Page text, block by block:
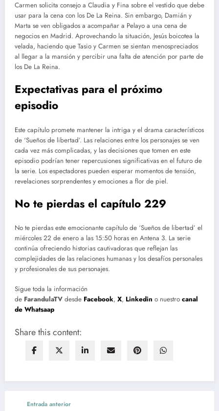
Carmen solicita consejo a Claudia y Fina sobre el vestido que debe
usar para la cena con los De La Reina. Sin embargo, Damián y
Marta se ven obligados a acompañar a Pelayo a una cena de
negocios en Madrid. Aprovechando la situación, Jesús boicotea la
velada, haciendo que Tasio y Carmen se sientan menospreciados
al llegar a la mansión y percibir una falta de atención por parte de
los De La Reina.
Expectativas para el próximo
episodio
Este capítulo promete mantener la intriga y el drama característicos
de ‘Sueños de libertad’. Las relaciones entre los personajes se ven
cada vez más complicadas, y las decisiones que tomen en este
episodio podrían tener repercusiones significativas en el futuro de
la serie. Los espectadores pueden esperar momentos de tensión,
revelaciones sorprendentes y emociones a flor de piel.
No te pierdas el capítulo 229
No te pierdas este emocionante capítulo de ‘Sueños de libertad’ el
miércoles 22 de enero a las 15:50 horas en Antena 3. La serie
continúa ofreciendo historias cautivadoras que reflejan las
complejidades de las relaciones humanas y los desafíos personales
y profesionales de sus personajes.
Sigue toda la información
de FarandulaTV desde Facebook, X, Linkedin o nuestro canal
de Whatsaap
Share this content:
Entrada anterior